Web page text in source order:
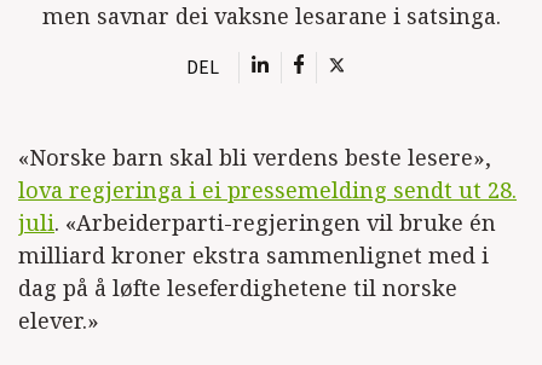
men savnar dei vaksne lesarane i satsinga.
DEL
«Norske barn skal bli verdens beste lesere»,
lova regjeringa i ei pressemelding sendt ut 28.
juli. «Arbeiderparti-regjeringen vil bruke én
milliard kroner ekstra sammenlignet med i
dag på å løfte leseferdighetene til norske
elever.»